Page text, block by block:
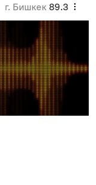
г. Бишкек 89.3